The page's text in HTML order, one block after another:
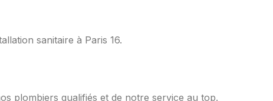
sanitaire à Paris 16.
plombiers qualifiés et de notre service au top.